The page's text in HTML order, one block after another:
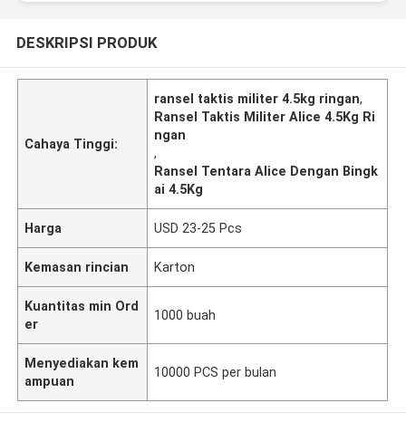
DESKRIPSI PRODUK
Cahaya Tinggi:
ransel taktis militer 4.5kg ringan,
Ransel Taktis Militer Alice 4.5Kg Ri
ngan
,
Ransel Tentara Alice Dengan Bingk
ai 4.5Kg
Harga USD 23-25 Pcs
Kemasan rincian Karton
Kuantitas min Ord
er
1000 buah
Menyediakan kem
ampuan
10000 PCS per bulan